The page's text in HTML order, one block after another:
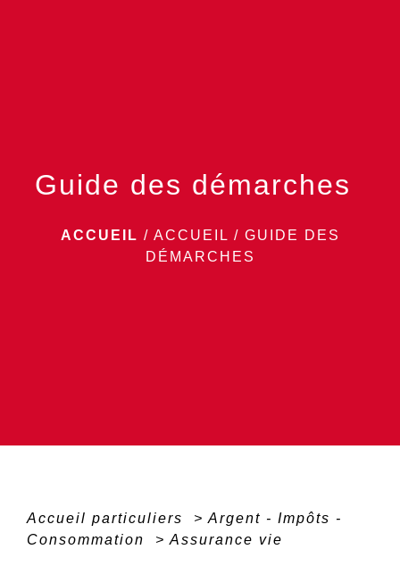
Guide des démarches
ACCUEIL / ACCUEIL / GUIDE DES
DÉMARCHES
Accueil particuliers > Argent - Impôts -
Consommation
> Assurance vie